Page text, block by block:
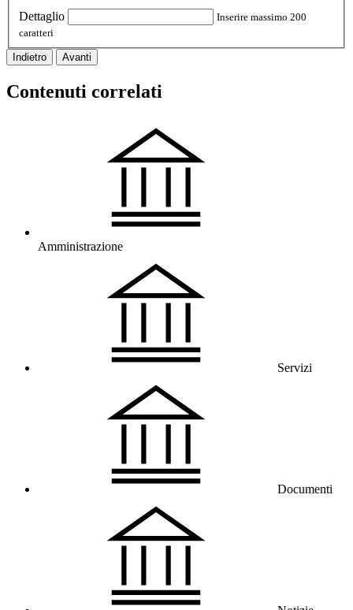
Dettaglio
Inserire massimo 200
caratteri
Indietro Avanti
Contenuti correlati
Amministrazione
Servizi
Documenti